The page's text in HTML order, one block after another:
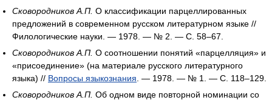
Сковородников А.П. О классификации парцеллированных
предложений в современном русском литературном языке //
Филологические науки. — 1978. — № 2. — С. 58–67.
Сковородников А.П. О соотношении понятий «парцелляция» и
«присоединение» (на материале русского литературного
языка) // Вопросы языкознания . — 1978. — № 1. — С. 118–129.
Сковородников А.П. Об одном виде повторной номинации со